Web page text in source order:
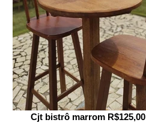
Cjt bistrô marrom R$125,00